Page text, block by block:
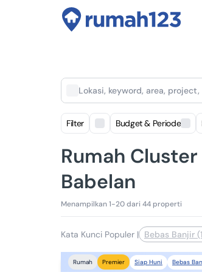
Lokasi, keyword, area,
Filter Budget & Periode
Rumah
Babelan
Menampilkan 1-20 dari 44 properti
Kata Kunci Populer | Bebas Banjir
Rumah Premier Siap Huni Bebas